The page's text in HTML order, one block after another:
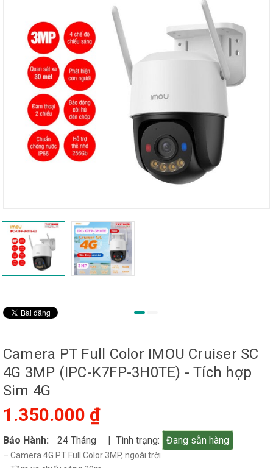
Camera PT Full Color IMOU Cruiser SC
4G 3MP (IPC-K7FP-3H0TE) - Tích hợp
Sim 4G
1.350.000 ₫
Bảo Hành: 24 Tháng | Tình trạng: Đang sẵn hàng
– Camera 4G PT Full Color 3MP, ngoài trời